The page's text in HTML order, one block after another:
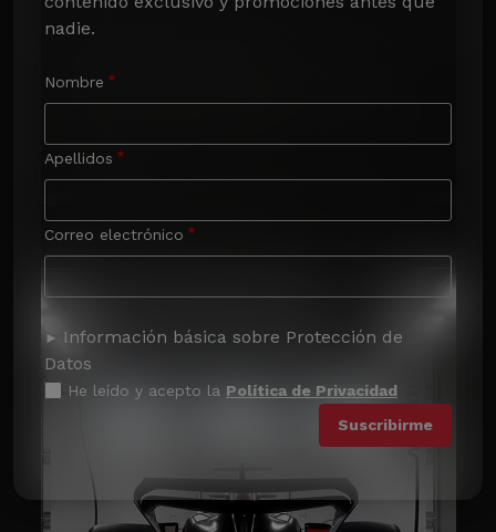
nadie.
Nombre
Apellidos
Correo electrónico
Información básica sobre Protección de
Datos
He leído y acepto la Política de Privacidad